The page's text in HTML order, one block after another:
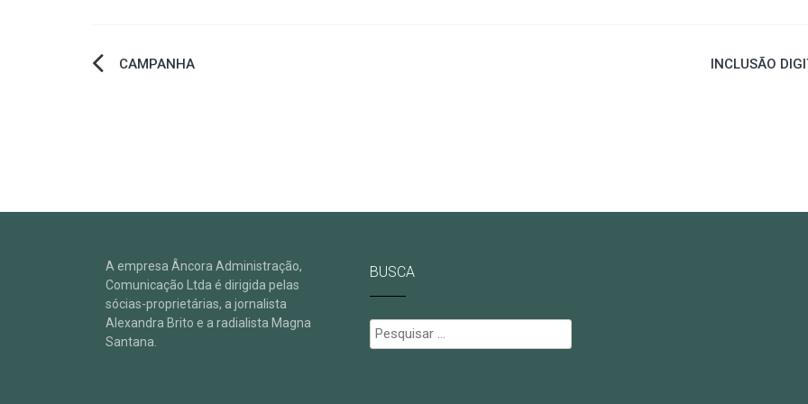
Navegação
CAMPANHA INCLUSÃO
A empresa Âncora Administração,
Comunicação Ltda é dirigida pelas
sócias-proprietárias, a jornalista
Alexandra Brito e a radialista Magna
Santana.
BUSCA
Pesquisar
por: